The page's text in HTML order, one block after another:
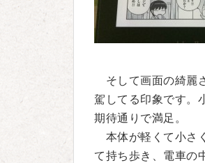
そして画面の綺麗
駕してる印象です。
期待通りで満足。
本体が軽くて小さ
て持ち歩き、電車の